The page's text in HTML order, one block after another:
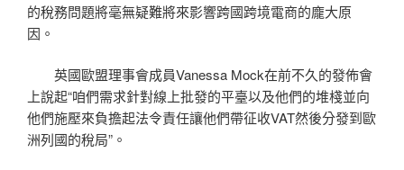
的稅務問題將毫無疑難將來影響跨國跨境電商的龐大原
因。
英國歐盟理事會成員Vanessa Mock在前不久的發佈會
上說起“咱們需求針對線上批發的平臺以及他們的堆棧並向
他們施壓來負擔起法令責任讓他們帶征收VAT然後分發到歐
洲列國的稅局”。